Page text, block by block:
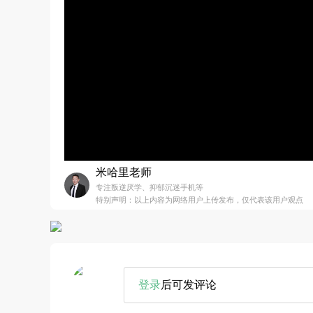
米哈里老师
专注叛逆厌学、抑郁沉迷手机等
特别声明：以上内容为网络用户上传发布，仅代表该用户观点
登录后可发评论